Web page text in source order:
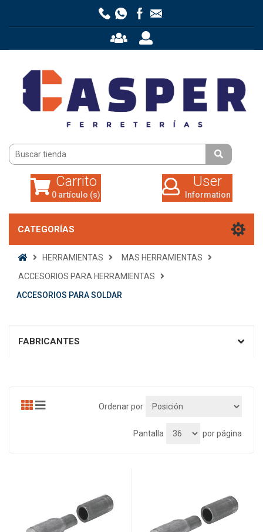
0 artículo (s)
Carrito
0 artículo (s)
User
Information
CATEGORÍAS
HERRAMIENTAS
MAS HERRAMIENTAS
ACCESORIOS PARA HERRAMIENTAS
ACCESORIOS PARA SOLDAR
FABRICANTES
Ordenar por
Pantalla por página